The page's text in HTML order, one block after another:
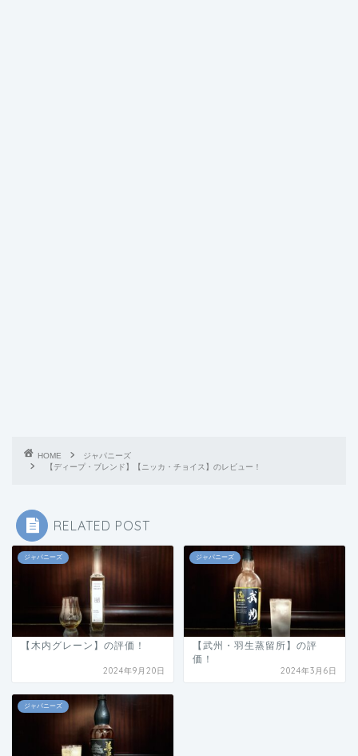
HOME
ジャパニーズ
【ディープ・ブレンド】【ニッカ・チョイス】のレビュー！
RELATED POST
ジャパニーズ
【木内グレーン】の評価！
2024年9月20日
ジャパニーズ
【武州・羽生蒸留所】の評
価！
2024年3月6日
ジャパニーズ